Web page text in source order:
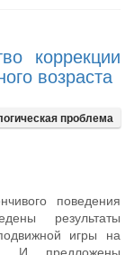
коррекции
возраста
проблема
поведения
результаты
игры на